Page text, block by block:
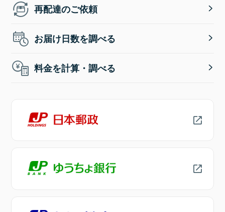
再配達のご依頼
お届け日数を調べる
料金を計算・調べる